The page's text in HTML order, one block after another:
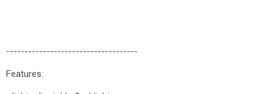
------------------------------------
Features: